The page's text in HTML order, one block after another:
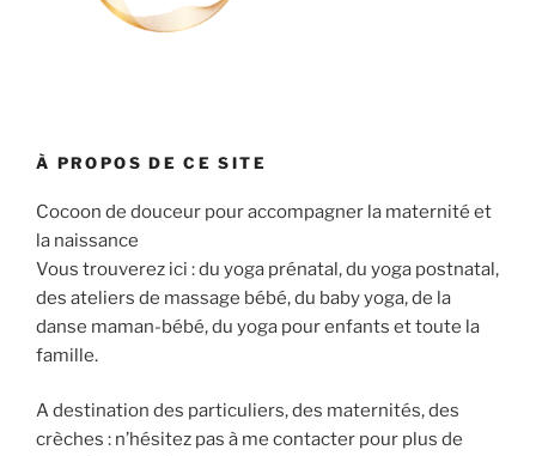
À PROPOS DE CE SITE
Cocoon de douceur pour accompagner la maternité et
la naissance
Vous trouverez ici : du yoga prénatal, du yoga postnatal,
des ateliers de massage bébé, du baby yoga, de la
danse maman-bébé, du yoga pour enfants et toute la
famille.
A destination des particuliers, des maternités, des
crèches : n’hésitez pas à me contacter pour plus de